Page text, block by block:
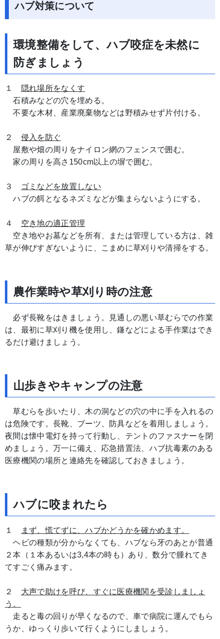
ハブ対策について
環境整備をして、ハブ咬症を未然に
防ぎましょう
１
隠れ場所をなくす
石積みなどの穴を埋める。
不要な木材、産業廃棄物などは野積みせず片付ける。
２ 侵入を防ぐ
屋敷や畑の周りをナイロン網のフェンスで囲む。
家の周りを高さ150cm以上の塀で囲む。
３
ゴミなどを放置しない
ハブの餌となるネズミなどが集まらないようにする。
４ 空き地の適正管理
空き地やお墓などを所有、または管理している方は、雑
草が伸びすぎないように、こまめに草刈りや清掃をする。
農作業時や草刈り時の注意
必ず長靴をはきましょう。見通しの悪い草むらでの作業
は、最初に草刈り機を使用し、鎌などによる手作業はでき
るだけ避けましょう。
山歩きやキャンプの注意
草むらを歩いたり、木の洞などの穴の中に手を入れるの
は危険です。長靴、ブーツ、防具などを着用しましょう。
夜間は懐中電灯を持って行動し、テントのファスナーを閉
めましょう。万一に備え、応急措置法、ハブ抗毒素のある
医療機関の場所と連絡先を確認しておきましょう。
ハブに咬まれたら
１
まず、慌てずに、ハブかどうかを確かめます。
ヘビの種類が分からなくても、ハブなら牙のあとが普通
２本（１本あるいは3,4本の時も）あり、数分で腫れてき
てすごく痛みます。
２ 大声で助けを呼び、すぐに医療機関を受診しましょ
う。
走ると毒の回りが早くなるので、車で病院に運んでもら
うか、ゆっくり歩いて行くようにしましょう。